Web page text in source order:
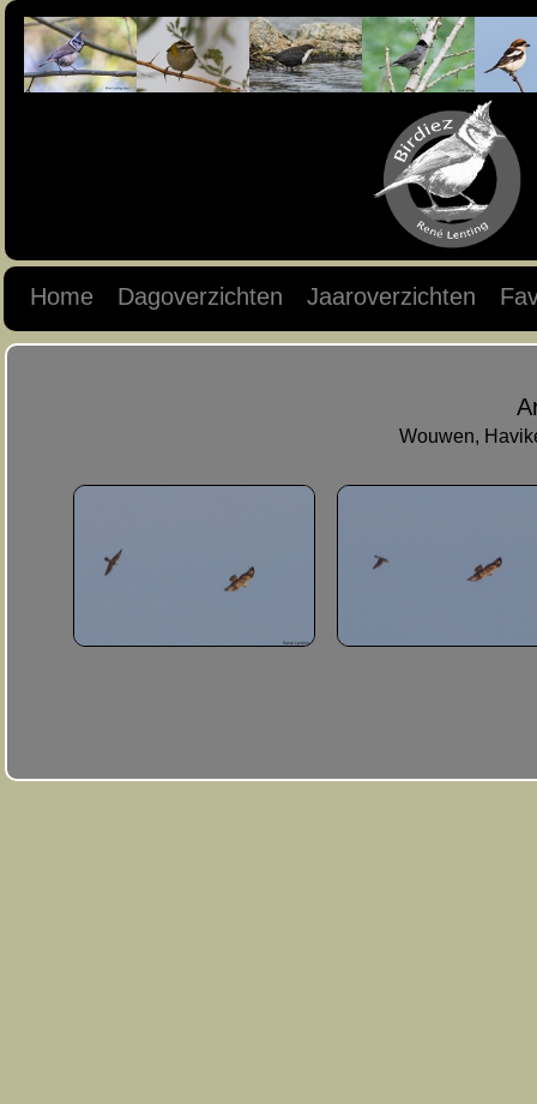
Home Dagoverzichten Jaaroverzichten
Wouwen,